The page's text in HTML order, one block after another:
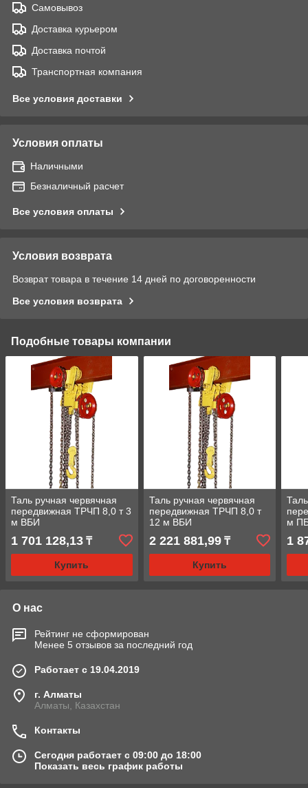
Самовывоз
Доставка курьером
Доставка почтой
Транспортная компания
Все условия доставки
Условия оплаты
Наличными
Безналичный расчет
Все условия оплаты
Условия возврата
Возврат товара в течение 14 дней по договоренности
Все условия возврата
Подобные товары компании
Таль ручная червячная
передвижная ТРЧП 8,0 т 3
м ВБИ
1 701 128,13 ₸
Купить
Таль ручная червячная
передвижная ТРЧП 8,0 т
12 м ВБИ
2 221 881,99₸
Купить
м
1
О нас
Рейтинг не сформирован
Менее 5 отзывов за последний год
Работает с 19.04.2019
г. Алматы
Алматы, Казахстан
Контакты
Сегодня работает с 09:00 до 18:00
Показать весь график работы